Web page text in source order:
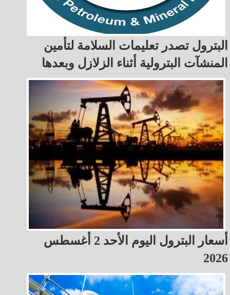
البترول تصدر تعليمات السلامة لتأمين
المنشآت البترولية أثناء الزلازل وبعدها
أسعار البترول اليوم الأحد 2 أغسطس
2026